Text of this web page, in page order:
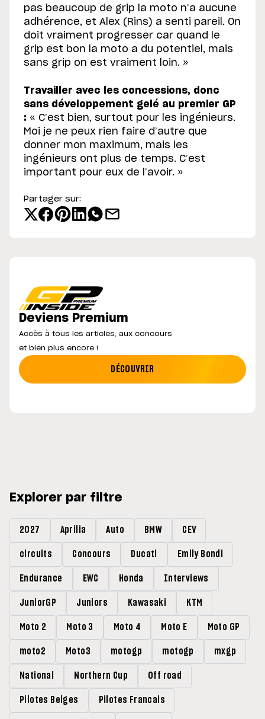
pas beaucoup de grip la moto n’a aucune
adhérence, et Alex (Rins) a senti pareil. On
doit vraiment progresser car quand le
grip est bon la moto a du potentiel, mais
sans grip on est vraiment loin. »
Travailler avec les concessions, donc
sans développement gelé au premier GP
: « C’est bien, surtout pour les ingénieurs.
Moi je ne peux rien faire d’autre que
donner mon maximum, mais les
ingénieurs ont plus de temps. C’est
important pour eux de l’avoir. »
Partager sur:
Deviens Premium
Accès à tous les articles, aux concours
et bien plus encore !
DÉCOUVRIR
Explorer par filtre
2027 Aprilia Auto BMW CEV
circuits Concours Ducati Emily Bondi
Endurance EWC Honda Interviews
JuniorGP Juniors Kawasaki KTM
Moto 2 Moto 3 Moto 4 Moto E Moto GP
moto2 Moto3 motogp motogp mxgp
National Northern Cup Off road
Pilotes Belges Pilotes Francais